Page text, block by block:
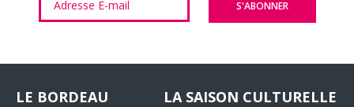
LE BORDEAU LA SAISON CULTURELLE